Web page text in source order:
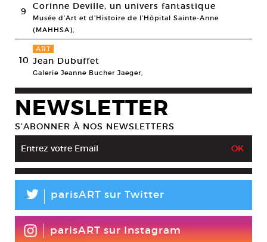
9 Corinne Deville, un univers fantastique
Musée d’Art et d’Histoire de l’Hôpital Sainte-Anne
(MAHHSA),
10
ART
Jean Dubuffet
Galerie Jeanne Bucher Jaeger,
NEWSLETTER
S’ABONNER À NOS NEWSLETTERS
L parisART sur Twitter
parisART sur Instagram